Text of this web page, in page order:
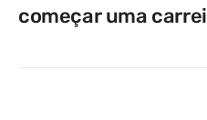
começar uma